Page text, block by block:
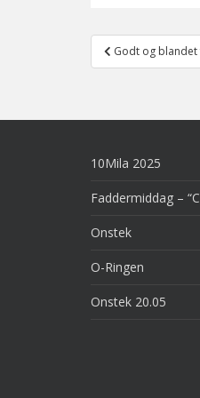
PostGodt og blandet
10Mila 2025
Faddermiddag –
Onstek
O-Ringen
Onstek 20.05